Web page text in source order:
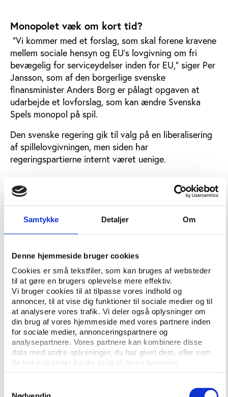
Samtykke Detaljer Om
Denne hjemmeside bruger cookies
Cookies er små tekstfiler, som kan bruges af websteder
til at gøre en brugers oplevelse mere effektiv.
Vi bruger cookies til at tilpasse vores indhold og
annoncer, til at vise dig funktioner til sociale medier og til
at analysere vores trafik. Vi deler også oplysninger om
din brug af vores hjemmeside med vores partnere inden
for sociale medier, annonceringspartnere og
analysepartnere. Vores partnere kan kombinere disse
data med andre oplysninger, du har givet dem, eller som
de har indsamlet fra din brug af deres tjenester.
Monopolet væk om kort tid?
”Vi kommer med et forslag, som skal forene kravene
mellem sociale hensyn og EU’s lovgivning om fri
bevægelig for serviceydelser inden for EU,” siger Per
Jansson, som af den borgerlige svenske
finansminister Anders Borg er pålagt opgaven at
udarbejde et lovforslag, som kan ændre Svenska
Spels monopol på spil.
Den svenske regering gik til valg på en liberalisering
af spillelovgivningen, men siden har
regeringspartierne internt været uenige.
Ulovlig annoncering vokser herhjemme
Herhjemme betyder regeringens foreløbige afvisning
af at ændre spillelovgivningen, at den ulovlige
annoncering for udenlandske spilleselskaber
afventer procedurerne i EU. Således kan de
udenlandske spilleselskaber relativt uantastet
fortsætte med at erobre markedsandele i Danmark,
hvor monopollovgivningen ellers skulle beskytte
Danske Spil og hensynet til spillernes sociale
sikkerhed.
Siden seneste ændring af spillelovgivningen i 2003
har Spillemyndigheden foretaget i alt 70
politianmeldelser af ulovlig annoncering, men den
foreløbig suspenderet ved byretten i København.